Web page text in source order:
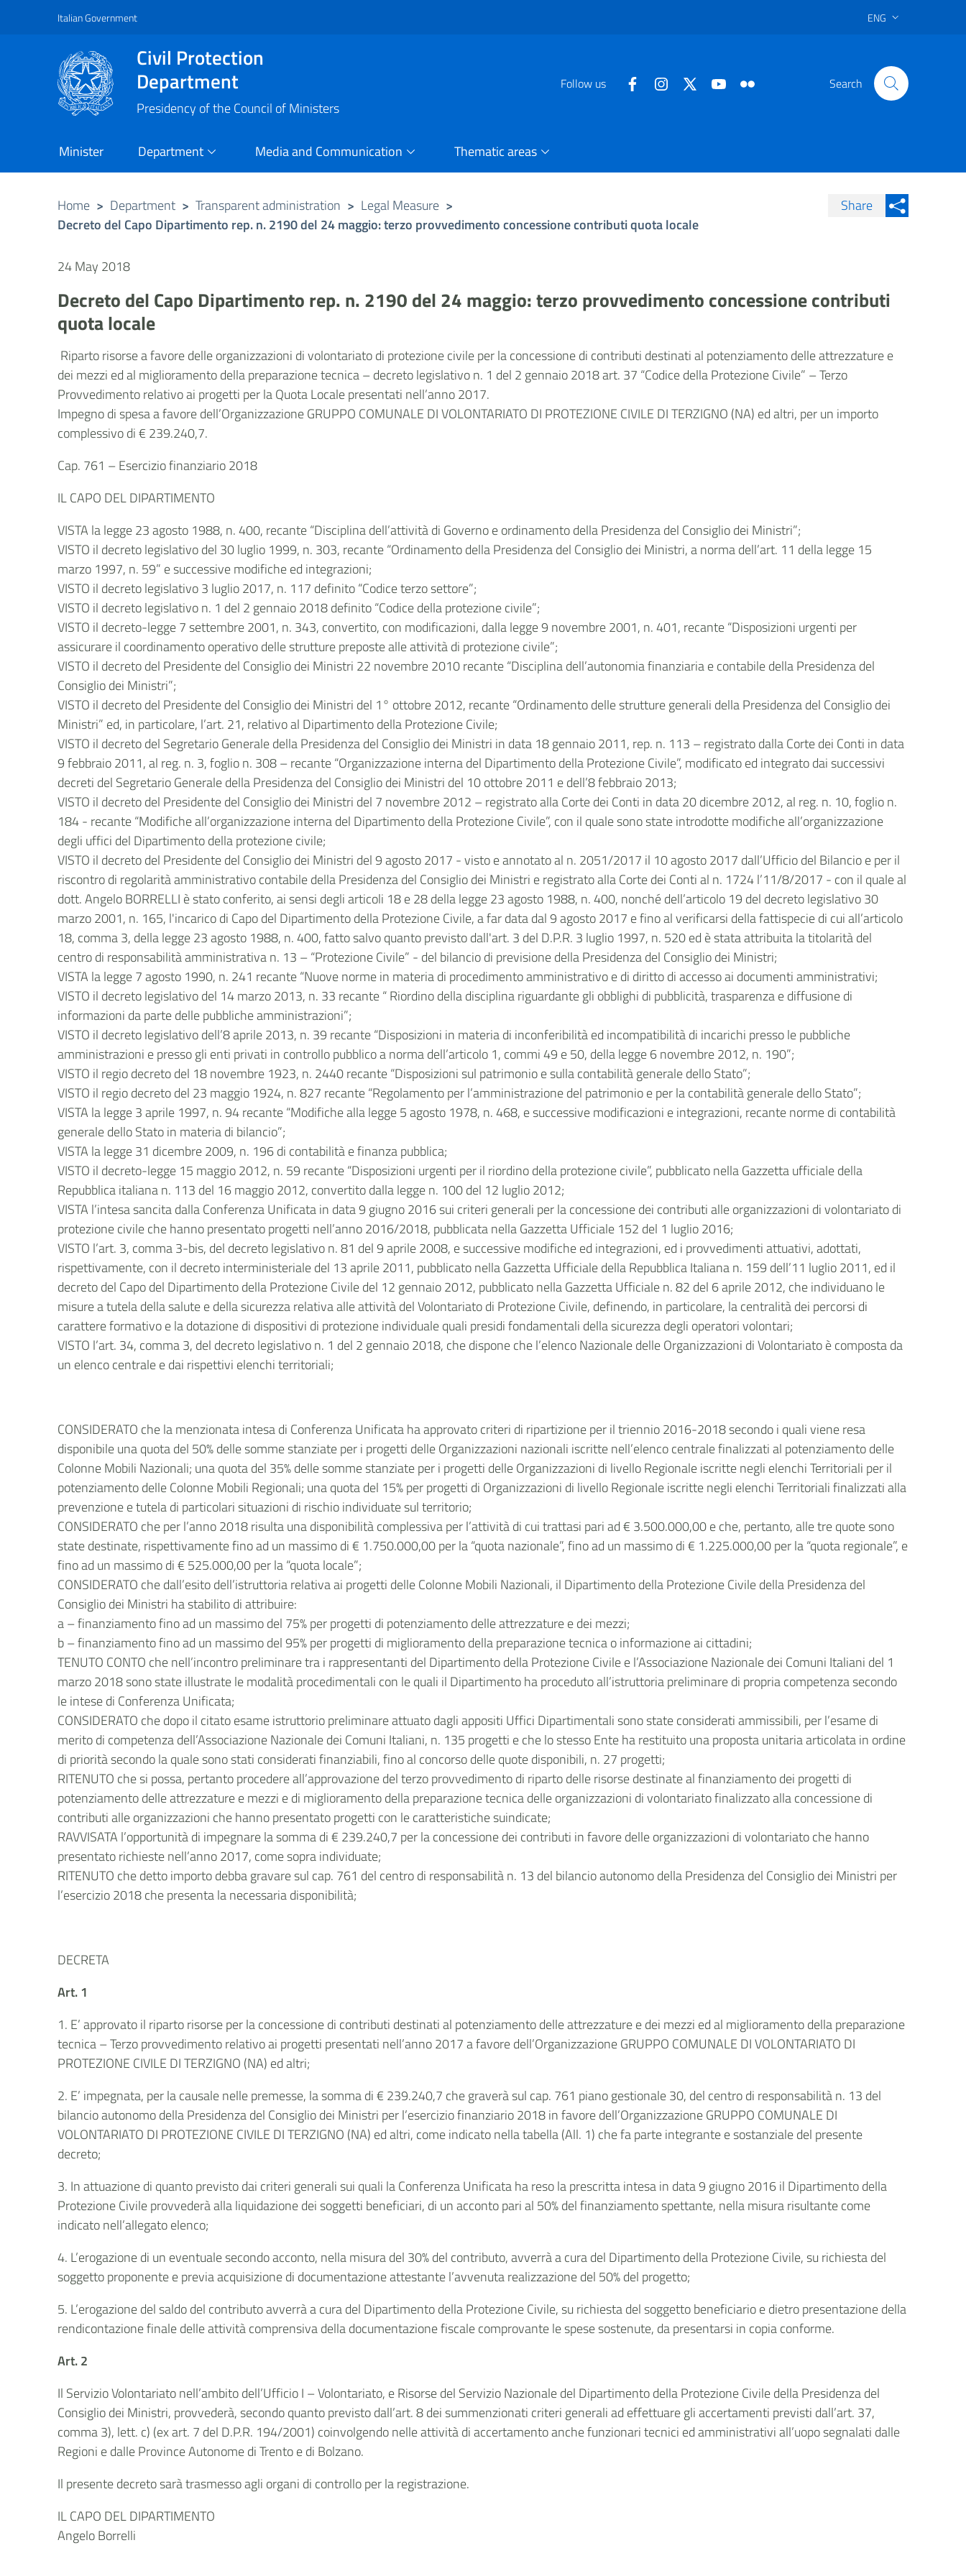
Vai al contenuto principale
Raggiungi il piè di pagina
Italian Government ENG
Civil Protection
Department
Presidency of the Council of Ministers
Follow us Search
Minister Department Media and Communication Thematic areas
Home > Department > Transparent administration > Legal Measure >
Decreto del Capo Dipartimento rep. n. 2190 del 24 maggio: terzo provvedimento concessione contributi quota locale
Share
24 May 2018
Decreto del Capo Dipartimento rep. n. 2190 del 24 maggio: terzo provvedimento concessione contributi
quota locale
Riparto risorse a favore delle organizzazioni di volontariato di protezione civile per la concessione di contributi destinati al potenziamento delle attrezzature e
dei mezzi ed al miglioramento della preparazione tecnica – decreto legislativo n. 1 del 2 gennaio 2018 art. 37 “Codice della Protezione Civile” – Terzo
Provvedimento relativo ai progetti per la Quota Locale presentati nell’anno 2017.
Impegno di spesa a favore dell’Organizzazione GRUPPO COMUNALE DI VOLONTARIATO DI PROTEZIONE CIVILE DI TERZIGNO (NA) ed altri, per un importo
complessivo di € 239.240,7.
Cap. 761 – Esercizio finanziario 2018
IL CAPO DEL DIPARTIMENTO
VISTA la legge 23 agosto 1988, n. 400, recante “Disciplina dell’attività di Governo e ordinamento della Presidenza del Consiglio dei Ministri”;
VISTO il decreto legislativo del 30 luglio 1999, n. 303, recante “Ordinamento della Presidenza del Consiglio dei Ministri, a norma dell’art. 11 della legge 15
marzo 1997, n. 59” e successive modifiche ed integrazioni;
VISTO il decreto legislativo 3 luglio 2017, n. 117 definito “Codice terzo settore”;
VISTO il decreto legislativo n. 1 del 2 gennaio 2018 definito “Codice della protezione civile”;
VISTO il decreto-legge 7 settembre 2001, n. 343, convertito, con modificazioni, dalla legge 9 novembre 2001, n. 401, recante “Disposizioni urgenti per
assicurare il coordinamento operativo delle strutture preposte alle attività di protezione civile”;
VISTO il decreto del Presidente del Consiglio dei Ministri 22 novembre 2010 recante “Disciplina dell’autonomia finanziaria e contabile della Presidenza del
Consiglio dei Ministri”;
VISTO il decreto del Presidente del Consiglio dei Ministri del 1° ottobre 2012, recante “Ordinamento delle strutture generali della Presidenza del Consiglio dei
Ministri” ed, in particolare, l’art. 21, relativo al Dipartimento della Protezione Civile;
VISTO il decreto del Segretario Generale della Presidenza del Consiglio dei Ministri in data 18 gennaio 2011, rep. n. 113 – registrato dalla Corte dei Conti in data
9 febbraio 2011, al reg. n. 3, foglio n. 308 – recante “Organizzazione interna del Dipartimento della Protezione Civile”, modificato ed integrato dai successivi
decreti del Segretario Generale della Presidenza del Consiglio dei Ministri del 10 ottobre 2011 e dell’8 febbraio 2013;
VISTO il decreto del Presidente del Consiglio dei Ministri del 7 novembre 2012 – registrato alla Corte dei Conti in data 20 dicembre 2012, al reg. n. 10, foglio n.
184 - recante “Modifiche all’organizzazione interna del Dipartimento della Protezione Civile”, con il quale sono state introdotte modifiche all’organizzazione
degli uffici del Dipartimento della protezione civile;
VISTO il decreto del Presidente del Consiglio dei Ministri del 9 agosto 2017 - visto e annotato al n. 2051/2017 il 10 agosto 2017 dall’Ufficio del Bilancio e per il
riscontro di regolarità amministrativo contabile della Presidenza del Consiglio dei Ministri e registrato alla Corte dei Conti al n. 1724 l’11/8/2017 - con il quale al
dott. Angelo BORRELLI è stato conferito, ai sensi degli articoli 18 e 28 della legge 23 agosto 1988, n. 400, nonché dell’articolo 19 del decreto legislativo 30
marzo 2001, n. 165, l'incarico di Capo del Dipartimento della Protezione Civile, a far data dal 9 agosto 2017 e fino al verificarsi della fattispecie di cui all’articolo
18, comma 3, della legge 23 agosto 1988, n. 400, fatto salvo quanto previsto dall'art. 3 del D.P.R. 3 luglio 1997, n. 520 ed è stata attribuita la titolarità del
centro di responsabilità amministrativa n. 13 – “Protezione Civile” - del bilancio di previsione della Presidenza del Consiglio dei Ministri;
VISTA la legge 7 agosto 1990, n. 241 recante “Nuove norme in materia di procedimento amministrativo e di diritto di accesso ai documenti amministrativi;
VISTO il decreto legislativo del 14 marzo 2013, n. 33 recante “ Riordino della disciplina riguardante gli obblighi di pubblicità, trasparenza e diffusione di
informazioni da parte delle pubbliche amministrazioni”;
VISTO il decreto legislativo dell’8 aprile 2013, n. 39 recante “Disposizioni in materia di inconferibilità ed incompatibilità di incarichi presso le pubbliche
amministrazioni e presso gli enti privati in controllo pubblico a norma dell’articolo 1, commi 49 e 50, della legge 6 novembre 2012, n. 190”;
VISTO il regio decreto del 18 novembre 1923, n. 2440 recante “Disposizioni sul patrimonio e sulla contabilità generale dello Stato”;
VISTO il regio decreto del 23 maggio 1924, n. 827 recante “Regolamento per l’amministrazione del patrimonio e per la contabilità generale dello Stato”;
VISTA la legge 3 aprile 1997, n. 94 recante “Modifiche alla legge 5 agosto 1978, n. 468, e successive modificazioni e integrazioni, recante norme di contabilità
generale dello Stato in materia di bilancio”;
VISTA la legge 31 dicembre 2009, n. 196 di contabilità e finanza pubblica;
VISTO il decreto-legge 15 maggio 2012, n. 59 recante “Disposizioni urgenti per il riordino della protezione civile”, pubblicato nella Gazzetta ufficiale della
Repubblica italiana n. 113 del 16 maggio 2012, convertito dalla legge n. 100 del 12 luglio 2012;
VISTA l’intesa sancita dalla Conferenza Unificata in data 9 giugno 2016 sui criteri generali per la concessione dei contributi alle organizzazioni di volontariato di
protezione civile che hanno presentato progetti nell’anno 2016/2018, pubblicata nella Gazzetta Ufficiale 152 del 1 luglio 2016;
VISTO l’art. 3, comma 3-bis, del decreto legislativo n. 81 del 9 aprile 2008, e successive modifiche ed integrazioni, ed i provvedimenti attuativi, adottati,
rispettivamente, con il decreto interministeriale del 13 aprile 2011, pubblicato nella Gazzetta Ufficiale della Repubblica Italiana n. 159 dell’11 luglio 2011, ed il
decreto del Capo del Dipartimento della Protezione Civile del 12 gennaio 2012, pubblicato nella Gazzetta Ufficiale n. 82 del 6 aprile 2012, che individuano le
misure a tutela della salute e della sicurezza relativa alle attività del Volontariato di Protezione Civile, definendo, in particolare, la centralità dei percorsi di
carattere formativo e la dotazione di dispositivi di protezione individuale quali presidi fondamentali della sicurezza degli operatori volontari;
VISTO l’art. 34, comma 3, del decreto legislativo n. 1 del 2 gennaio 2018, che dispone che l’elenco Nazionale delle Organizzazioni di Volontariato è composta da
un elenco centrale e dai rispettivi elenchi territoriali;
CONSIDERATO che la menzionata intesa di Conferenza Unificata ha approvato criteri di ripartizione per il triennio 2016-2018 secondo i quali viene resa
disponibile una quota del 50% delle somme stanziate per i progetti delle Organizzazioni nazionali iscritte nell’elenco centrale finalizzati al potenziamento delle
Colonne Mobili Nazionali; una quota del 35% delle somme stanziate per i progetti delle Organizzazioni di livello Regionale iscritte negli elenchi Territoriali per il
potenziamento delle Colonne Mobili Regionali; una quota del 15% per progetti di Organizzazioni di livello Regionale iscritte negli elenchi Territoriali finalizzati alla
prevenzione e tutela di particolari situazioni di rischio individuate sul territorio;
CONSIDERATO che per l’anno 2018 risulta una disponibilità complessiva per l’attività di cui trattasi pari ad € 3.500.000,00 e che, pertanto, alle tre quote sono
state destinate, rispettivamente fino ad un massimo di € 1.750.000,00 per la “quota nazionale”, fino ad un massimo di € 1.225.000,00 per la “quota regionale”, e
fino ad un massimo di € 525.000,00 per la “quota locale”;
CONSIDERATO che dall’esito dell’istruttoria relativa ai progetti delle Colonne Mobili Nazionali, il Dipartimento della Protezione Civile della Presidenza del
Consiglio dei Ministri ha stabilito di attribuire:
a – finanziamento fino ad un massimo del 75% per progetti di potenziamento delle attrezzature e dei mezzi;
b – finanziamento fino ad un massimo del 95% per progetti di miglioramento della preparazione tecnica o informazione ai cittadini;
TENUTO CONTO che nell’incontro preliminare tra i rappresentanti del Dipartimento della Protezione Civile e l’Associazione Nazionale dei Comuni Italiani del 1
marzo 2018 sono state illustrate le modalità procedimentali con le quali il Dipartimento ha proceduto all’istruttoria preliminare di propria competenza secondo
le intese di Conferenza Unificata;
CONSIDERATO che dopo il citato esame istruttorio preliminare attuato dagli appositi Uffici Dipartimentali sono state considerati ammissibili, per l’esame di
merito di competenza dell’Associazione Nazionale dei Comuni Italiani, n. 135 progetti e che lo stesso Ente ha restituito una proposta unitaria articolata in ordine
di priorità secondo la quale sono stati considerati finanziabili, fino al concorso delle quote disponibili, n. 27 progetti;
RITENUTO che si possa, pertanto procedere all’approvazione del terzo provvedimento di riparto delle risorse destinate al finanziamento dei progetti di
potenziamento delle attrezzature e mezzi e di miglioramento della preparazione tecnica delle organizzazioni di volontariato finalizzato alla concessione di
contributi alle organizzazioni che hanno presentato progetti con le caratteristiche suindicate;
RAVVISATA l’opportunità di impegnare la somma di € 239.240,7 per la concessione dei contributi in favore delle organizzazioni di volontariato che hanno
presentato richieste nell’anno 2017, come sopra individuate;
RITENUTO che detto importo debba gravare sul cap. 761 del centro di responsabilità n. 13 del bilancio autonomo della Presidenza del Consiglio dei Ministri per
l’esercizio 2018 che presenta la necessaria disponibilità;
DECRETA
Art. 1
1. E’ approvato il riparto risorse per la concessione di contributi destinati al potenziamento delle attrezzature e dei mezzi ed al miglioramento della preparazione
tecnica – Terzo provvedimento relativo ai progetti presentati nell’anno 2017 a favore dell’Organizzazione GRUPPO COMUNALE DI VOLONTARIATO DI
PROTEZIONE CIVILE DI TERZIGNO (NA) ed altri;
2. E’ impegnata, per la causale nelle premesse, la somma di € 239.240,7 che graverà sul cap. 761 piano gestionale 30, del centro di responsabilità n. 13 del
bilancio autonomo della Presidenza del Consiglio dei Ministri per l’esercizio finanziario 2018 in favore dell’Organizzazione GRUPPO COMUNALE DI
VOLONTARIATO DI PROTEZIONE CIVILE DI TERZIGNO (NA) ed altri, come indicato nella tabella (All. 1) che fa parte integrante e sostanziale del presente
decreto;
3. In attuazione di quanto previsto dai criteri generali sui quali la Conferenza Unificata ha reso la prescritta intesa in data 9 giugno 2016 il Dipartimento della
Protezione Civile provvederà alla liquidazione dei soggetti beneficiari, di un acconto pari al 50% del finanziamento spettante, nella misura risultante come
indicato nell’allegato elenco;
4. L’erogazione di un eventuale secondo acconto, nella misura del 30% del contributo, avverrà a cura del Dipartimento della Protezione Civile, su richiesta del
soggetto proponente e previa acquisizione di documentazione attestante l’avvenuta realizzazione del 50% del progetto;
5. L’erogazione del saldo del contributo avverrà a cura del Dipartimento della Protezione Civile, su richiesta del soggetto beneficiario e dietro presentazione della
rendicontazione finale delle attività comprensiva della documentazione fiscale comprovante le spese sostenute, da presentarsi in copia conforme.
Art. 2
Il Servizio Volontariato nell’ambito dell’Ufficio I – Volontariato, e Risorse del Servizio Nazionale del Dipartimento della Protezione Civile della Presidenza del
Consiglio dei Ministri, provvederà, secondo quanto previsto dall’art. 8 dei summenzionati criteri generali ad effettuare gli accertamenti previsti dall’art. 37,
comma 3), lett. c) (ex art. 7 del D.P.R. 194/2001) coinvolgendo nelle attività di accertamento anche funzionari tecnici ed amministrativi all’uopo segnalati dalle
Regioni e dalle Province Autonome di Trento e di Bolzano.
Il presente decreto sarà trasmesso agli organi di controllo per la registrazione.
IL CAPO DEL DIPARTIMENTO
Angelo Borrelli